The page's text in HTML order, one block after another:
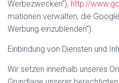
Werbezwecken“), http://
mationen verwalten, die
Werbung einzublenden“).
Einbindung von Diensten und
Wir setzen innerhalb unseres